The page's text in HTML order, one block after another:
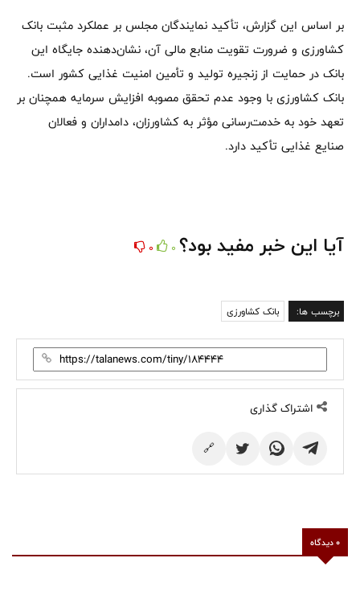
بر اساس این گزارش، تأکید نمایندگان مجلس بر عملکرد مثبت بانک
کشاورزی و ضرورت تقویت منابع مالی آن، نشان‌دهنده جایگاه این
بانک در حمایت از زنجیره تولید و تأمین امنیت غذایی کشور است.
بانک کشاورزی با وجود عدم تحقق مصوبه افزایش سرمایه همچنان بر
تعهد خود به خدمت‌رسانی مؤثر به کشاورزان، دامداران و فعالان
صنایع غذایی تأکید دارد.
آیا این خبر مفید بود؟ 0
0
برچسب ها: بانک کشاورزی
اشتراک گذاری
🔗
0 دیدگاه